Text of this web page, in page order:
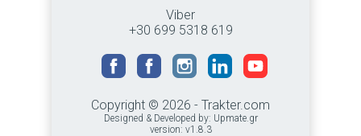
Viber
+30 699 5318 619
Copyright © 2026 - Trakter.com
Designed & Developed by: Upmate.gr
version: v1.8.3